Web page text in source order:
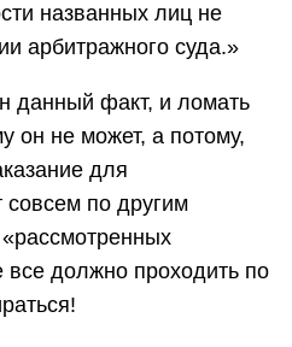
названных лиц не
арбитражного суда.»
данный факт, и ломать
он не может, а потому,
для
по другим
должно проходить по